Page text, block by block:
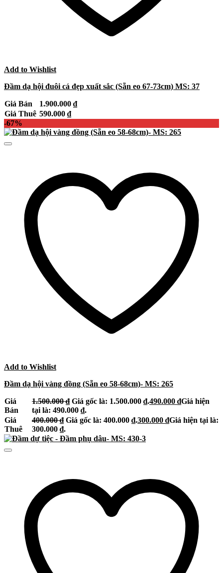
Add to Wishlist
Đầm dạ hội đuôi cá đẹp xuất sắc (Sẵn eo 67-73cm) MS: 37
Giá Bán 1.900.000 ₫
Giá Thuê 590.000 ₫
-67%
Add to Wishlist
Đầm dạ hội vàng đồng (Sẵn eo 58-68cm)- MS: 265
Giá
Bán
1.500.000₫ Giá gốc là: 1.500.000 ₫.490.000 ₫Giá hiện
tại là: 490.000 ₫.
Giá
Thuê
400.000₫ Giá gốc là: 400.000 ₫.300.000 ₫Giá hiện tại là:
300.000 ₫.